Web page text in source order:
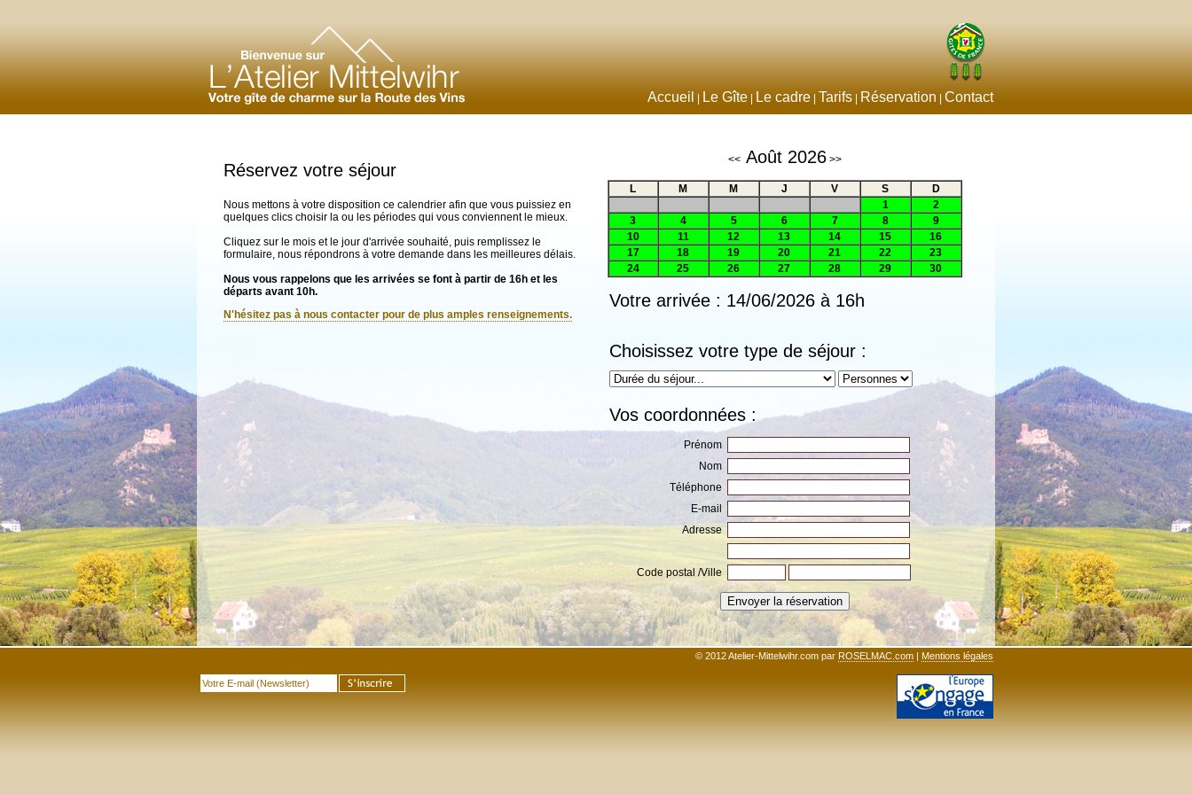
Accueil Le Gîte Le cadre Tarifs Réservation Contact
Réservez votre séjour
Nous mettons à votre disposition ce calendrier afin que vous puissiez en
quelques clics choisir la ou les périodes qui vous conviennent le mieux.
Cliquez sur le mois et le jour d'arrivée souhaité, puis remplissez le
formulaire, nous répondrons à votre demande dans les meilleures délais.
Nous vous rappelons que les arrivées se font à partir de 16h et les
départs avant 10h.
N'hésitez pas à nous contacter pour de plus amples renseignements.
<< Août 2026 >>
L M M J V S
D
1
2
3
4 5 6 7 8
9
10
11 12 13 14 15
16
17
18 19 20 21 22
23
24
25 26 27 28 29 30
Votre arrivée : 14/06/2026 à 16h
Choisissez votre type de séjour :
Vos coordonnées :
Prénom
Nom
Téléphone
E-mail
Adresse
Code postal /Ville
© 2012 Atelier-Mittelwihr.com par ROSELMAC.com | Mentions légales